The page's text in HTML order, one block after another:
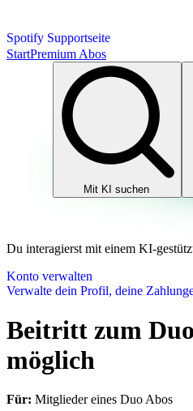
Spotify Supportseite
StartPremium Abos
Mit KI suchen
Du interagierst mit einem KI-
Konto verwalten
Verwalte dein Profil, deine
Beitritt zum
möglich
Für: Mitglieder eines Duo Abos